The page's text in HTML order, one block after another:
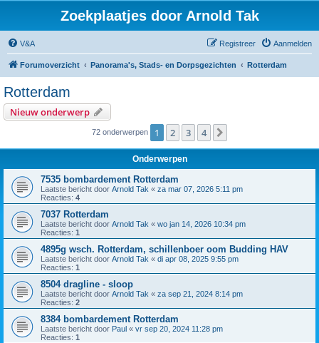
Zoekplaatjes door Arnold Tak
V&A Aanmelden
Registreer
Forumoverzicht Panorama's, Stads- en Dorpsgezichten Rotterdam
Rotterdam
Nieuw onderwerp
72 onderwerpen 1 2 3 4
Onderwerpen
7535 bombardement Rotterdam
Laatste bericht door Arnold Tak « za mar 07, 2026 5:11 pm
Reacties: 4
7037 Rotterdam
Laatste bericht door Arnold Tak « wo jan 14, 2026 10:34 pm
Reacties: 1
4895g wsch. Rotterdam, schillenboer oom Budding HAV
Laatste bericht door Arnold Tak « di apr 08, 2025 9:55 pm
Reacties: 1
8504 dragline - sloop
Laatste bericht door Arnold Tak « za sep 21, 2024 8:14 pm
Reacties: 2
8384 bombardement Rotterdam
Laatste bericht door Paul « vr sep 20, 2024 11:28 pm
Reacties: 1